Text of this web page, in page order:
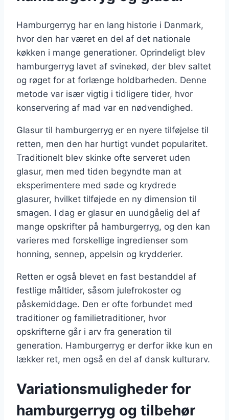
Hamburgerryg har en lang historie i Danmark,
hvor den har været en del af det nationale
køkken i mange generationer. Oprindeligt blev
hamburgerryg lavet af svinekød, der blev saltet
og røget for at forlænge holdbarheden. Denne
metode var især vigtig i tidligere tider, hvor
konservering af mad var en nødvendighed.
Glasur til hamburgerryg er en nyere tilføjelse til
retten, men den har hurtigt vundet popularitet.
Traditionelt blev skinke ofte serveret uden
glasur, men med tiden begyndte man at
eksperimentere med søde og krydrede
glasurer, hvilket tilføjede en ny dimension til
smagen. I dag er glasur en uundgåelig del af
mange opskrifter på hamburgerryg, og den kan
varieres med forskellige ingredienser som
honning, sennep, appelsin og krydderier.
Retten er også blevet en fast bestanddel af
festlige måltider, såsom julefrokoster og
påskemiddage. Den er ofte forbundet med
traditioner og familietraditioner, hvor
opskrifterne går i arv fra generation til
generation. Hamburgerryg er derfor ikke kun en
lækker ret, men også en del af dansk kulturarv.
Variationsmuligheder for
hamburgerryg og tilbehør